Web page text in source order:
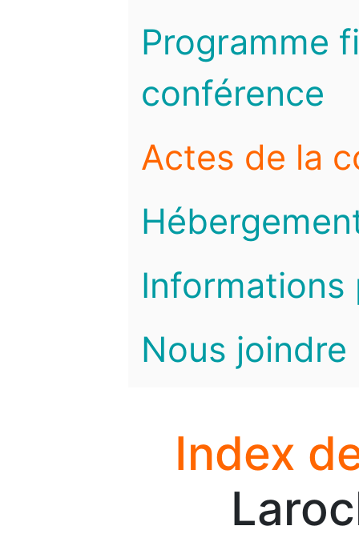
Programme
conférence
Actes de la
Informations
Nous joindre
Index